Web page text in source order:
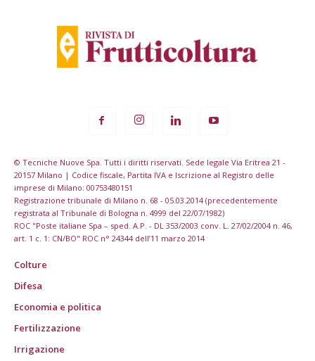
© Tecniche Nuove Spa. Tutti i diritti riservati. Sede legale Via Eritrea 21 -
20157 Milano | Codice fiscale, Partita IVA e Iscrizione al Registro delle
imprese di Milano: 00753480151
Registrazione tribunale di Milano n. 68 - 05.03.2014 (precedentemente
registrata al Tribunale di Bologna n. 4999 del 22/07/1982)
ROC "Poste italiane Spa – sped. A.P. - DL 353/2003 conv. L. 27/02/2004 n. 46,
art. 1 c. 1: CN/BO" ROC n° 24344 dell’11 marzo 2014
Colture
Difesa
Economia e politica
Fertilizzazione
Irrigazione